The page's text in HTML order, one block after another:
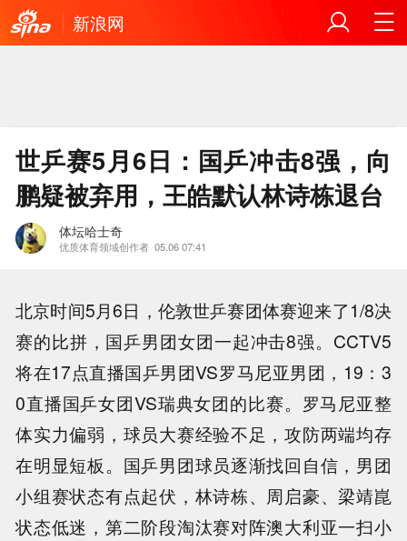
新浪网
世乒赛5月6日：国乒冲击8强，向
鹏疑被弃用，王皓默认林诗栋退台
体坛哈士奇
优质体育领域创作者 05.06 07:41
北京时间5月6日，伦敦世乒赛团体赛迎来了1/8决
赛的比拼，国乒男团女团一起冲击8强。CCTV5
将在17点直播国乒男团VS罗马尼亚男团，19：3
0直播国乒女团VS瑞典女团的比赛。 罗马尼亚整
体实力偏弱，球员大赛经验不足，攻防两端均存
在明显短板。国乒男团球员逐渐找回自信，男团
小组赛状态有点起伏，林诗栋、周启豪、梁靖崑
状态低迷，第二阶段淘汰赛对阵澳大利亚一扫小